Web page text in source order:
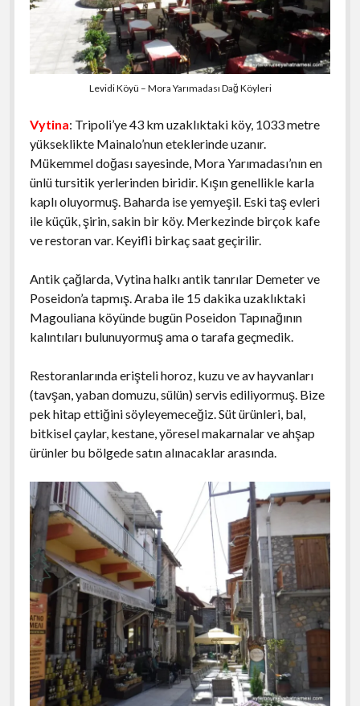
Levidi Köyü – Mora Yarımadası Dağ Köyleri
Vytina: Tripoli’ye 43 km uzaklıktaki köy, 1033 metre
yükseklikte Mainalo’nun eteklerinde uzanır.
Mükemmel doğası sayesinde, Mora Yarımadası’nın en
ünlü tursitik yerlerinden biridir. Kışın genellikle karla
kaplı oluyormuş. Baharda ise yemyeşil. Eski taş evleri
ile küçük, şirin, sakin bir köy. Merkezinde birçok kafe
ve restoran var. Keyifli birkaç saat geçirilir.
Antik çağlarda, Vytina halkı antik tanrılar Demeter ve
Poseidon’a tapmış. Araba ile 15 dakika uzaklıktaki
Magouliana köyünde bugün Poseidon Tapınağının
kalıntıları bulunuyormuş ama o tarafa geçmedik.
Restoranlarında erişteli horoz, kuzu ve av hayvanları
(tavşan, yaban domuzu, sülün) servis ediliyormuş. Bize
pek hitap ettiğini söyleyemeceğiz. Süt ürünleri, bal,
bitkisel çaylar, kestane, yöresel makarnalar ve ahşap
ürünler bu bölgede satın alınacaklar arasında.